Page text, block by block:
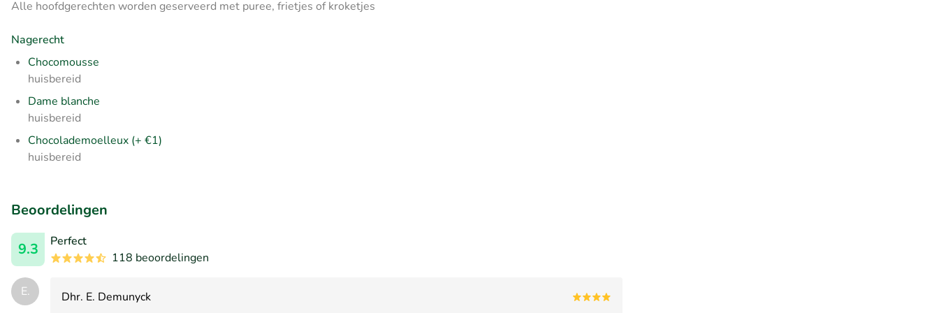
Alle hoofdgerechten worden geserveerd met puree, frietjes of kroketjes
Nagerecht
Chocomousse
huisbereid
Dame blanche
huisbereid
Chocolademoelleux (+ €1)
huisbereid
Beoordelingen
9.3
Perfect
118 beoordelingen
E.
Dhr. E. Demunyck